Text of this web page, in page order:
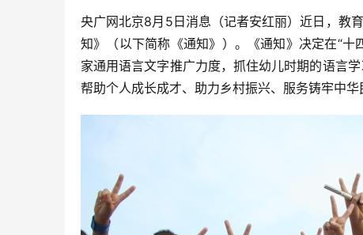
央广网北京8月5日消息（记者安红丽）近日，教
知》（以下简称《通知》）。《通知》决定在“十
家通用语言文字推广力度，抓住幼儿时期的语言
帮助个人成长成才、助力乡村振兴、服务铸牢中华